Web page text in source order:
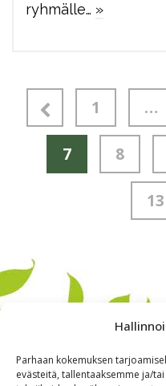
Parhaan kokemuksen
evästeitä, tallentaaksemme ja/
ryhmälle… »
1 …
7 8
13